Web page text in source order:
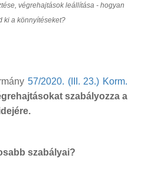
végrehajtások leállítása - hogyan
ki a könnyítéseket?
57/2020. (III. 23.) Korm.
szabályozza a
szabályai?